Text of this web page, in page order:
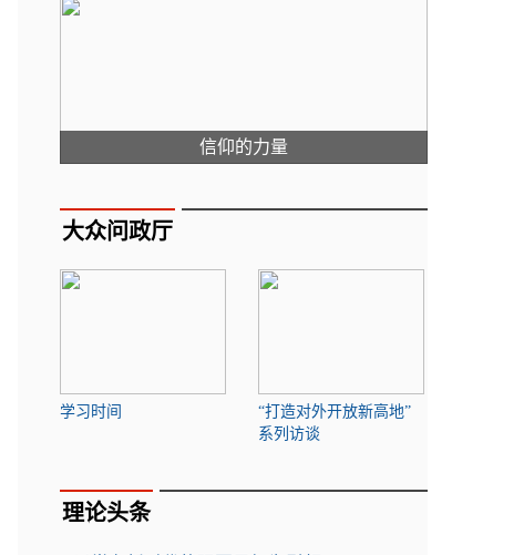
信仰的力量
大众问政厅
学习时间
“打造对外开放新高地”
系列访谈
理论头条